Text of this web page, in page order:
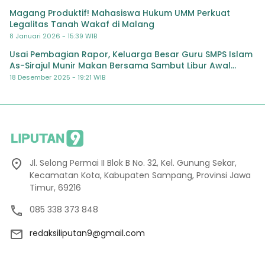
Magang Produktif! Mahasiswa Hukum UMM Perkuat
Legalitas Tanah Wakaf di Malang
8 Januari 2026 - 15:39 WIB
Usai Pembagian Rapor, Keluarga Besar Guru SMPS Islam
As-Sirajul Munir Makan Bersama Sambut Libur Awal
Semester
18 Desember 2025 - 19:21 WIB
Jl. Selong Permai II Blok B No. 32, Kel. Gunung Sekar,
Kecamatan Kota, Kabupaten Sampang, Provinsi Jawa
Timur, 69216
085 338 373 848
redaksiliputan9@gmail.com